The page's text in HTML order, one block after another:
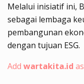
Melalui inisiatif ini,
sebagai lembaga
pembangunan
dengan tujuan ESG.
Add wartakita.id